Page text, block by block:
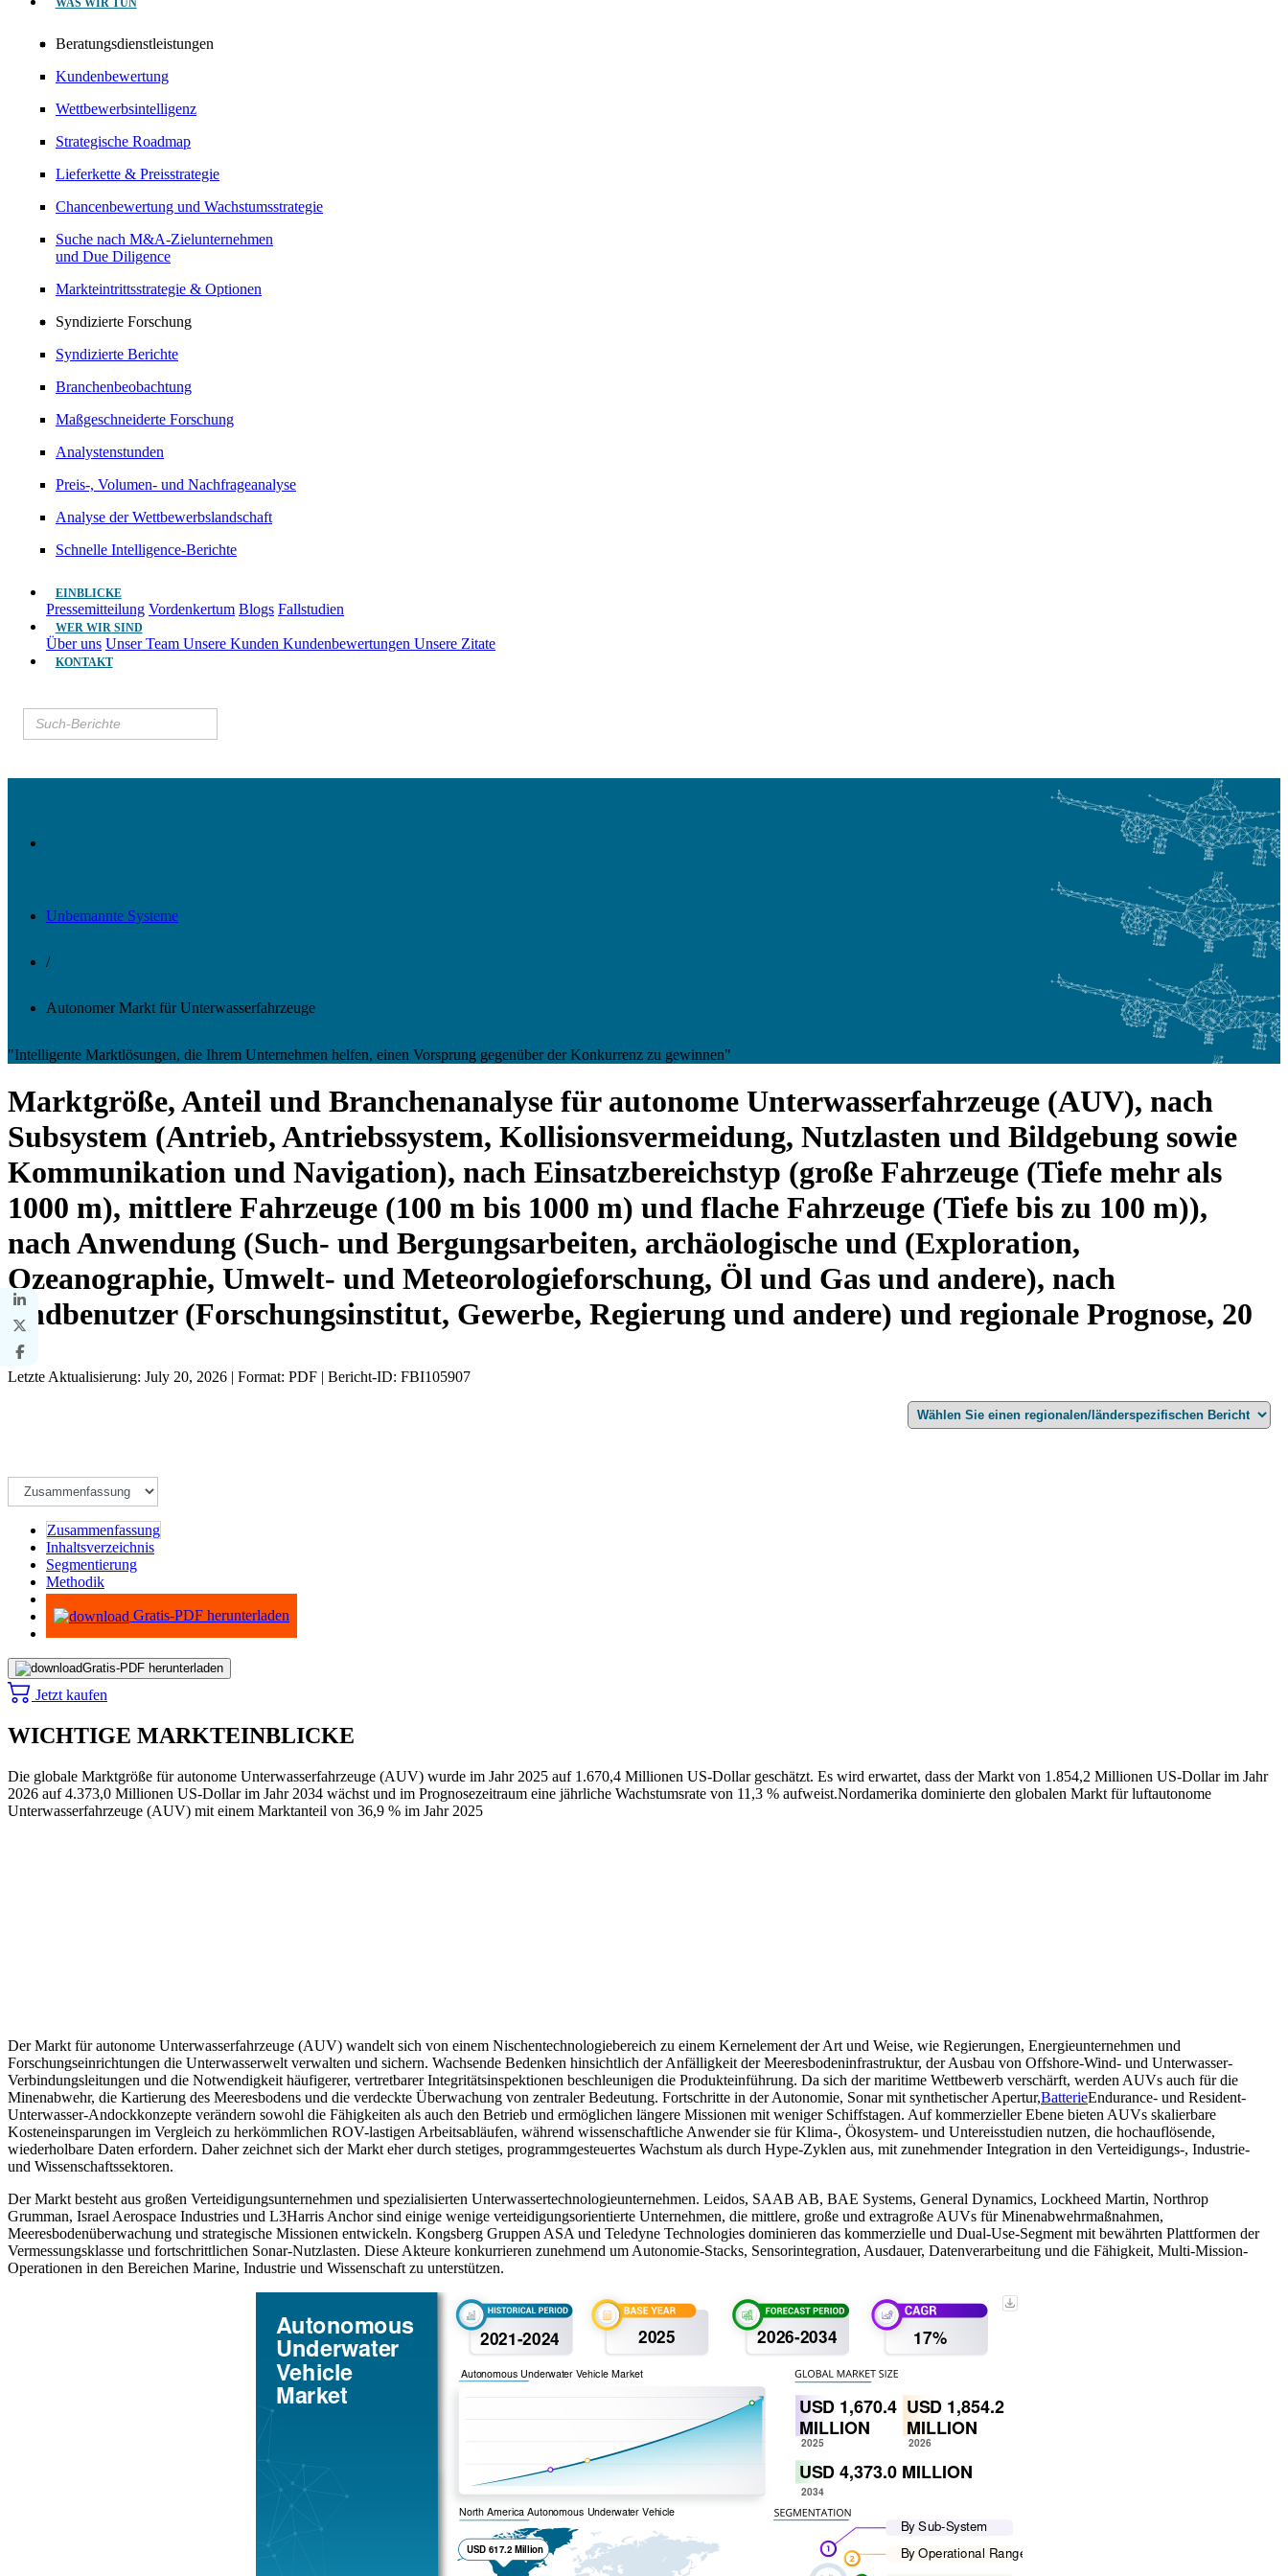
WAS WIR TUN
Beratungsdienstleistungen
Kundenbewertung
Wettbewerbsintelligenz
Strategische Roadmap
Lieferkette & Preisstrategie
Chancenbewertung und Wachstumsstrategie
Suche nach M&A-Zielunternehmen
und Due Diligence
Markteintrittsstrategie & Optionen
Syndizierte Forschung
Syndizierte Berichte
Branchenbeobachtung
Maßgeschneiderte Forschung
Analystenstunden
Preis-, Volumen- und Nachfrageanalyse
Analyse der Wettbewerbslandschaft
Schnelle Intelligence-Berichte
EINBLICKE
Pressemitteilung Vordenkertum Blogs Fallstudien
WER WIR SIND
Über uns Unser Team Unsere Kunden Kundenbewertungen Unsere Zitate
KONTAKT
Unbemannte Systeme
/
Autonomer Markt für Unterwasserfahrzeuge
"Intelligente Marktlösungen, die Ihrem Unternehmen helfen, einen Vorsprung gegenüber der Konkurrenz zu gewinnen"
Marktgröße, Anteil und Branchenanalyse für autonome Unterwasserfahrzeuge (AUV), nach
Subsystem (Antrieb, Antriebssystem, Kollisionsvermeidung, Nutzlasten und Bildgebung sowie
Kommunikation und Navigation), nach Einsatzbereichstyp (große Fahrzeuge (Tiefe mehr als
1000 m), mittlere Fahrzeuge (100 m bis 1000 m) und flache Fahrzeuge (Tiefe bis zu 100 m)),
nach Anwendung (Such- und Bergungsarbeiten, archäologische und (Exploration,
Ozeanographie, Umwelt- und Meteorologieforschung, Öl und Gas und andere), nach
Endbenutzer (Forschungsinstitut, Gewerbe, Regierung und andere) und regionale Prognose, 20
Letzte Aktualisierung: July 20, 2026 | Format: PDF | Bericht-ID: FBI105907
Zusammenfassung
Inhaltsverzeichnis
Segmentierung
Methodik
Infografiken
Gratis-PDF herunterladen
Gratis-PDF herunterladen
Jetzt kaufen
WICHTIGE MARKTEINBLICKE
Die globale Marktgröße für autonome Unterwasserfahrzeuge (AUV) wurde im Jahr 2025 auf 1.670,4 Millionen US-Dollar geschätzt. Es wird erwartet, dass der Markt von 1.854,2 Millionen US-Dollar im Jahr
2026 auf 4.373,0 Millionen US-Dollar im Jahr 2034 wächst und im Prognosezeitraum eine jährliche Wachstumsrate von 11,3 % aufweist.Nordamerika dominierte den globalen Markt für luftautonome
Unterwasserfahrzeuge (AUV) mit einem Marktanteil von 36,9 % im Jahr 2025
Der Markt für autonome Unterwasserfahrzeuge (AUV) wandelt sich von einem Nischentechnologiebereich zu einem Kernelement der Art und Weise, wie Regierungen, Energieunternehmen und
Forschungseinrichtungen die Unterwasserwelt verwalten und sichern. Wachsende Bedenken hinsichtlich der Anfälligkeit der Meeresbodeninfrastruktur, der Ausbau von Offshore-Wind- und Unterwasser-
Verbindungsleitungen und die Notwendigkeit häufigerer, vertretbarer Integritätsinspektionen beschleunigen die Produkteinführung. Da sich der maritime Wettbewerb verschärft, werden AUVs auch für die
Minenabwehr, die Kartierung des Meeresbodens und die verdeckte Überwachung von zentraler Bedeutung. Fortschritte in der Autonomie, Sonar mit synthetischer Apertur,BatterieEndurance- und Resident-
Unterwasser-Andockkonzepte verändern sowohl die Fähigkeiten als auch den Betrieb und ermöglichen längere Missionen mit weniger Schiffstagen. Auf kommerzieller Ebene bieten AUVs skalierbare
Kosteneinsparungen im Vergleich zu herkömmlichen ROV-lastigen Arbeitsabläufen, während wissenschaftliche Anwender sie für Klima-, Ökosystem- und Untereisstudien nutzen, die hochauflösende,
wiederholbare Daten erfordern. Daher zeichnet sich der Markt eher durch stetiges, programmgesteuertes Wachstum als durch Hype-Zyklen aus, mit zunehmender Integration in den Verteidigungs-, Industrie-
und Wissenschaftssektoren.
Der Markt besteht aus großen Verteidigungsunternehmen und spezialisierten Unterwassertechnologieunternehmen. Leidos, SAAB AB, BAE Systems, General Dynamics, Lockheed Martin, Northrop
Grumman, Israel Aerospace Industries und L3Harris Anchor sind einige wenige verteidigungsorientierte Unternehmen, die mittlere, große und extragroße AUVs für Minenabwehrmaßnahmen,
Meeresbodenüberwachung und strategische Missionen entwickeln. Kongsberg Gruppen ASA und Teledyne Technologies dominieren das kommerzielle und Dual-Use-Segment mit bewährten Plattformen der
Vermessungsklasse und fortschrittlichen Sonar-Nutzlasten. Diese Akteure konkurrieren zunehmend um Autonomie-Stacks, Sensorintegration, Ausdauer, Datenverarbeitung und die Fähigkeit, Multi-Mission-
Operationen in den Bereichen Marine, Industrie und Wissenschaft zu unterstützen.